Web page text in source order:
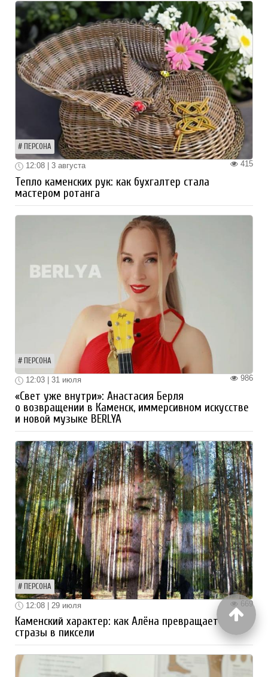
ПЕРСОНА
415
12:08 | 3 августа
Тепло каменских рук: как бухгалтер стала
мастером ротанга
ПЕРСОНА
986
12:03 | 31 июля
«Свет уже внутри»: Анастасия Берля
о возвращении в Каменск, иммерсивном искусстве
и новой музыке BERLYA
ПЕРСОНА
669
12:08 | 29 июля
Каменский характер: как Алёна превращает
стразы в пиксели